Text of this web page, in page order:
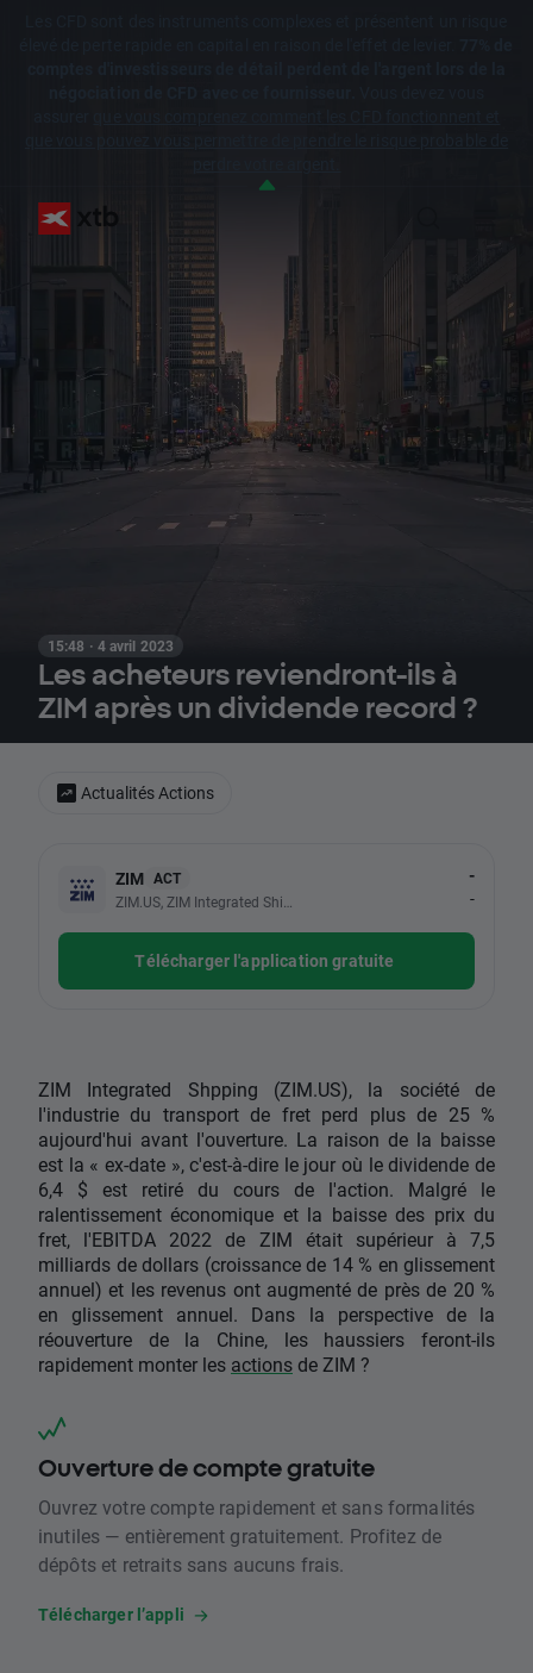
15:48 · 4 avril 2023
Les acheteurs reviendront-ils à
ZIM après un dividende record ?
ZIM ACT
ZIM.US, ZIM Integrated Shipping Services Ltd
-
-
Télécharger l'application gratuite
ZIM Integrated Shpping (ZIM.US), la société de
l'industrie du transport de fret perd plus de 25 %
aujourd'hui avant l'ouverture. La raison de la baisse
est la « ex-date », c'est-à-dire le jour où le dividende de
6,4 $ est retiré du cours de l'action. Malgré le
ralentissement économique et la baisse des prix du
fret, l'EBITDA 2022 de ZIM était supérieur à 7,5
milliards de dollars (croissance de 14 % en glissement
annuel) et les revenus ont augmenté de près de 20 %
en glissement annuel. Dans la perspective de la
réouverture de la Chine, les haussiers feront-ils
rapidement monter les actions de ZIM ?
Ouverture de compte gratuite
Ouvrez votre compte rapidement et sans formalités
inutiles — entièrement gratuitement. Profitez de
dépôts et retraits sans aucuns frais.
Télécharger l’appli
Actualités Actions